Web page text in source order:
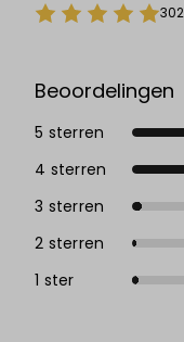
Beoordelingen
5 sterren
4 sterren
3 sterren
2 sterren
1 ster